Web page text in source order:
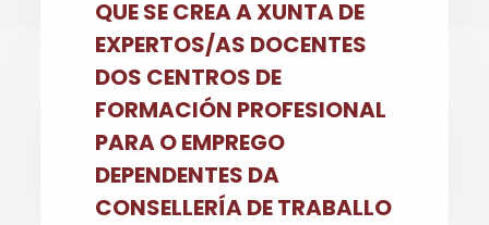
QUE SE CREA A XUNTA DE
EXPERTOS/AS DOCENTES
DOS CENTROS DE
FORMACIÓN PROFESIONAL
PARA O EMPREGO
DEPENDENTES DA
CONSELLERÍA DE TRABALLO